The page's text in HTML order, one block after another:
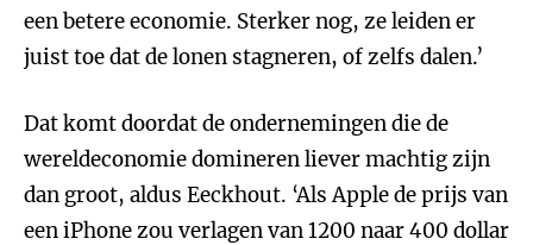
een betere economie. Sterker nog, ze leiden er
juist toe dat de lonen stagneren, of zelfs dalen.’
Dat komt doordat de ondernemingen die de
wereldeconomie domineren liever machtig zijn
dan groot, aldus Eeckhout. ‘Als Apple de prijs van
een iPhone zou verlagen van 1200 naar 400 dollar